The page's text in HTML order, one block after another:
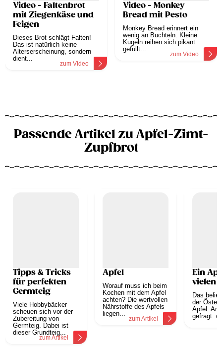
Video - Faltenbrot
mit Ziegenkäse und
Feigen
Dieses Brot schlägt Falten!
Das ist natürlich keine
Alterserscheinung, sondern
dient...
zum Video
Video - Monkey
Bread mit Pesto
Monkey Bread erinnert ein
wenig an Buchteln. Kleine
Kugeln reihen sich pikant
gefüllt...
zum Video
Passende Artikel zu Apfel-Zimt-
Zupfbrot
Tipps & Tricks
für perfekten
Germteig
Viele Hobbybäcker
scheuen sich vor der
Zubereitung von
Germteig. Dabei ist
dieser Grundteig...
zum Artikel
Apfel
Worauf muss ich beim
Kochen mit dem Apfel
achten? Die wertvollen
Nährstoffe des Apfels
liegen...
zum Artikel
Ein
vielen
Das
der
Apfel.
gefragt: